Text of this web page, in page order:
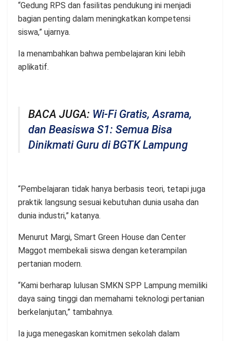
“Gedung RPS dan fasilitas pendukung ini menjadi
bagian penting dalam meningkatkan kompetensi
siswa,” ujarnya.
Ia menambahkan bahwa pembelajaran kini lebih
aplikatif.
BACA JUGA: Wi-Fi Gratis, Asrama,
dan Beasiswa S1: Semua Bisa
Dinikmati Guru di BGTK Lampung
“Pembelajaran tidak hanya berbasis teori, tetapi juga
praktik langsung sesuai kebutuhan dunia usaha dan
dunia industri,” katanya.
Menurut Margi, Smart Green House dan Center
Maggot membekali siswa dengan keterampilan
pertanian modern.
“Kami berharap lulusan SMKN SPP Lampung memiliki
daya saing tinggi dan memahami teknologi pertanian
berkelanjutan,” tambahnya.
Ia juga menegaskan komitmen sekolah dalam